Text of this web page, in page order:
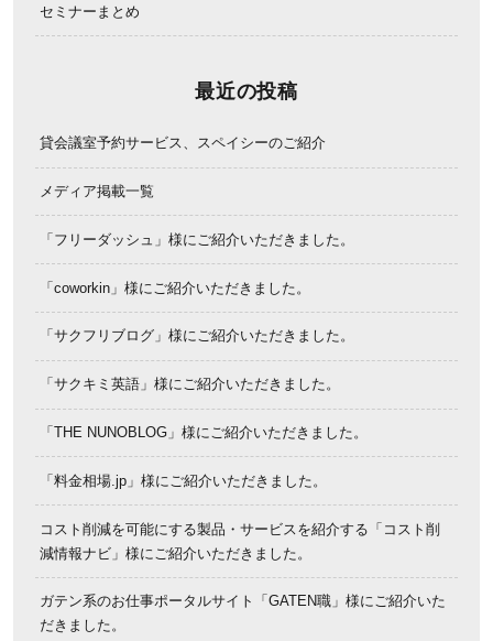
セミナーまとめ
最近の投稿
貸会議室予約サービス、スペイシーのご紹介
メディア掲載一覧
「フリーダッシュ」様にご紹介いただきました。
「coworkin」様にご紹介いただきました。
「サクフリブログ」様にご紹介いただきました。
「サクキミ英語」様にご紹介いただきました。
「THE NUNOBLOG」様にご紹介いただきました。
「料金相場.jp」様にご紹介いただきました。
コスト削減を可能にする製品・サービスを紹介する「コスト削
減情報ナビ」様にご紹介いただきました。
ガテン系のお仕事ポータルサイト「GATEN職」様にご紹介いた
だきました。